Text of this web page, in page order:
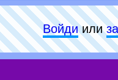
Войдиили